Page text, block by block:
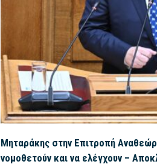
Μηταράκης στην Επιτροπή
νομοθετούν και να ελέγχουν –